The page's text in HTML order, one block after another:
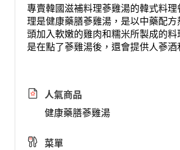
專賣韓國滋補料理蔘雞湯的韓式料
理是健康藥膳蔘雞湯，是以中藥配
頭加入軟嫩的雞肉和糯米所製成的
是在點了蔘雞湯後，還會提供人蔘酒
人氣商品
健康藥膳蔘雞湯
菜單